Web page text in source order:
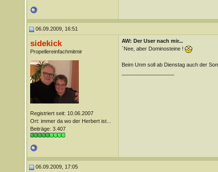
06.09.2009, 16:51
sidekick
Propellereinfachmitmir
Registriert seit: 10.06.2007
Ort: immer da wo der Herbert ist...
Beiträge: 3.407
AW: Der User nach mir...
`Nee, aber Dominosteine !
Beim Unm soll ab Dienstag auch der
06.09.2009, 17:05